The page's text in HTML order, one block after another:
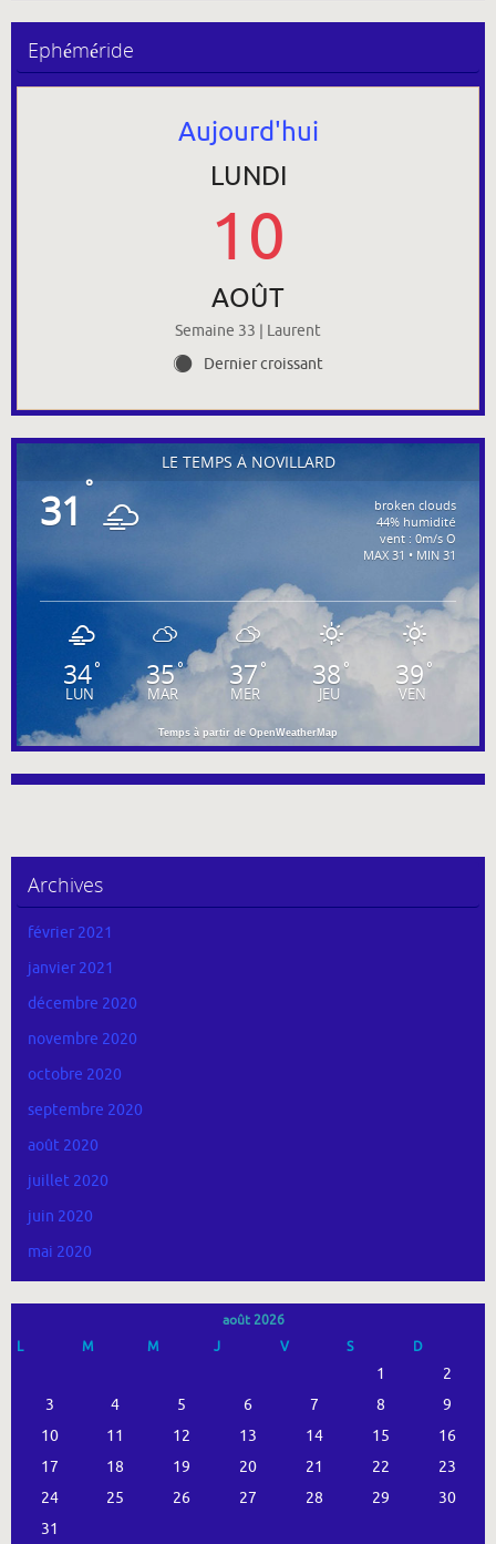
Ephéméride
Aujourd'hui
LUNDI
10
AOÛT
Semaine 33 | Laurent
Y Dernier croissant
LE TEMPS À NOVILLARD
31 °
broken clouds
44% humidité
vent : 0m/s O
MAX 31 • MIN 31
34°
LUN
35°
MAR
37°
MER
38°
JEU
39 °
VEN
Temps à partir de OpenWeatherMap
Archives
février 2021
janvier 2021
décembre 2020
novembre 2020
octobre 2020
septembre 2020
août 2020
juillet 2020
juin 2020
mai 2020
août 2026
L
M M J V S D
1
2
3
4 5 6 7 8
9
10
11 12 13 14 15
16
17
18 19 20 21 22
23
24
25 26 27 28 29
30
31